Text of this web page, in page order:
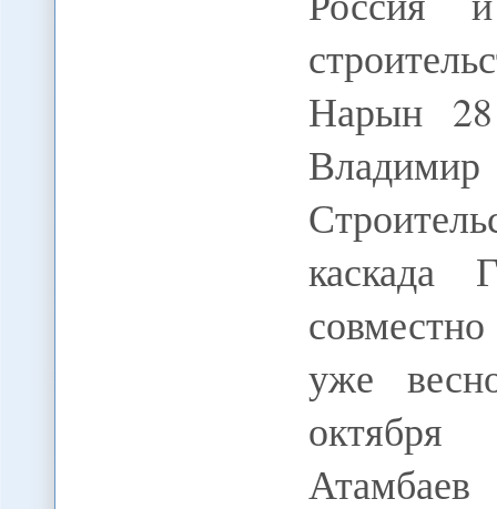
Нарын 28
каскада
уже